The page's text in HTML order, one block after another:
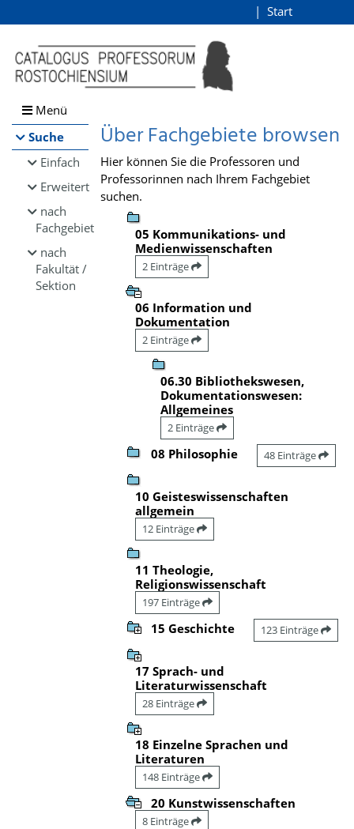
Browsen
direkt zum Inhalt
Start
Menü
Suche
Einfach
Erweitert
nach
Fachgebiet
nach
Fakultät /
Sektion
Über Fachgebiete browsen
Hier können Sie die Professoren und
Professorinnen nach Ihrem Fachgebiet
suchen.
05 Kommunikations- und
Medienwissenschaften
2 Einträge
06 Information und
Dokumentation
2 Einträge
06.30 Bibliothekswesen,
Dokumentationswesen:
Allgemeines
2 Einträge
08 Philosophie 48 Einträge
10 Geisteswissenschaften
allgemein
12 Einträge
11 Theologie,
Religionswissenschaft
197 Einträge
15 Geschichte 123 Einträge
17 Sprach- und
Literaturwissenschaft
28 Einträge
18 Einzelne Sprachen und
Literaturen
148 Einträge
20 Kunstwissenschaften
8 Einträge